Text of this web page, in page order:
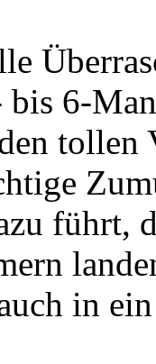
6-
tollen
führt,
in